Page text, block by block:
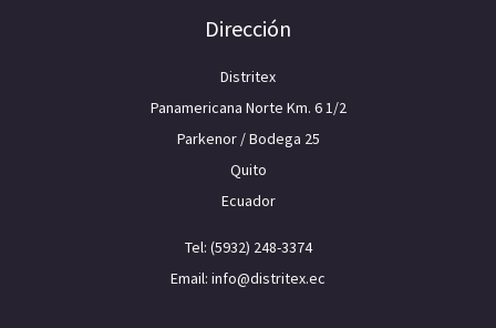
Dirección
Distritex
Panamericana Norte Km. 6 1/2
Parkenor / Bodega 25
Quito
Ecuador
Tel: (5932) 248-3374
Email: info@distritex.ec